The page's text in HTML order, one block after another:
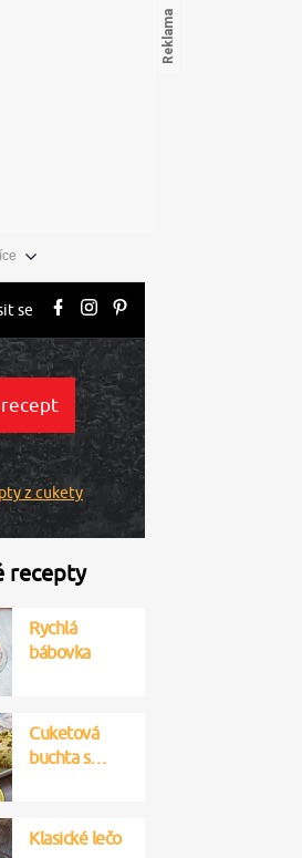
se
z cukety
recepty
Rychlá
bábovka
Cuketová
buchta s…
Klasické lečo